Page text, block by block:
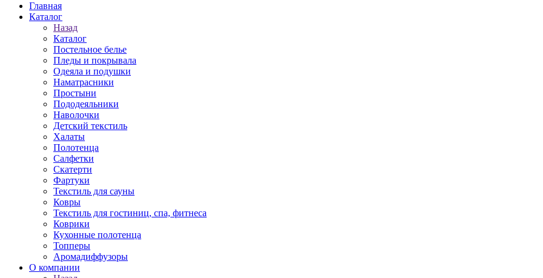
Главная
Каталог
Назад
Каталог
Постельное белье
Пледы и покрывала
Одеяла и подушки
Наматрасники
Простыни
Пододеяльники
Наволочки
Детский текстиль
Халаты
Полотенца
Салфетки
Скатерти
Фартуки
Текстиль для сауны
Ковры
Текстиль для гостиниц, спа, фитнеса
Коврики
Кухонные полотенца
Топперы
Аромадиффузоры
О компании